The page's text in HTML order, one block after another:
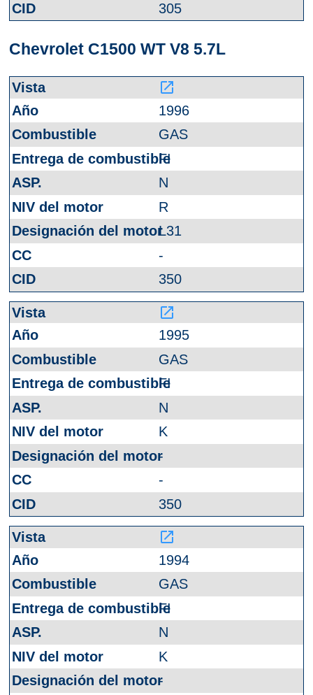
305
Chevrolet C1500 WT V8 5.7L
launch
1996
GAS
FI
N
R
L31
-
350
launch
1995
GAS
FI
N
K
-
-
350
launch
1994
GAS
FI
N
K
-